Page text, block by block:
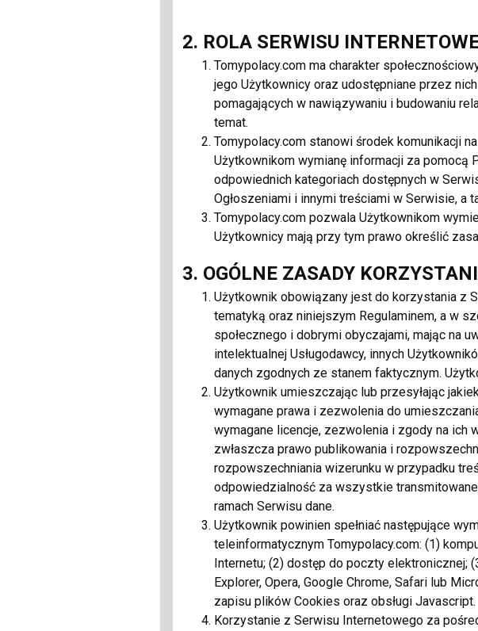
2. ROLA SERWISU
Tomypolacy.com ma charakter
jego Użytkownicy oraz udostępniane przez
pomagających w nawiązywaniu i budowaniu
temat.
Tomypolacy.com stanowi środek komunikacji
Użytkownikom wymianę informacji za pomocą
odpowiednich kategoriach dostępnych w
Ogłoszeniami i innymi treściami w Serwisie, a
Tomypolacy.com pozwala Użytkownikom
Użytkownicy mają przy tym prawo określić
3. OGÓLNE ZASADY
Użytkownik obowiązany jest do korzystania z
tematyką oraz niniejszym Regulaminem, a w
społecznego i dobrymi obyczajami, mając na
intelektualnej Usługodawcy, innych
danych zgodnych ze stanem faktycznym.
Użytkownik umieszczając lub przesyłając
wymagane prawa i zezwolenia do
wymagane licencje, zezwolenia i zgody na ich
zwłaszcza prawo publikowania i
rozpowszechniania wizerunku w przypadku
odpowiedzialność za wszystkie
ramach Serwisu dane.
Użytkownik powinien spełniać następujące
teleinformatycznym Tomypolacy.com: (1)
Internetu; (2) dostęp do poczty
Explorer, Opera, Google Chrome, Safari lub
zapisu plików Cookies oraz obsługi Javascript.
Korzystanie z Serwisu Internetowego za
Zaufana oferta
08.06.2025 Inne
Moda 58.00 EUR
1715844106
Powiązana firma:VIP Fashion 24
Sukienka Paparazzi Fashion
08.06.2025 Inne
Moda 53.00 EUR
Sukienka Paparazzi Fashion rozmiar : UNI Pasuje na S M L XL VIP Fashion 24 kontakt
1715844106
Powiązana firma:VIP Fashion 24